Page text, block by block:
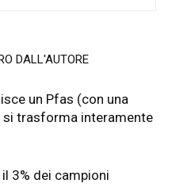
DALL'AUTORE
un Pfas (con una
si trasforma interamente
3% dei campioni